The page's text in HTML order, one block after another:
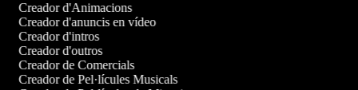
Creador d'Animacions
Creador d'anuncis en vídeo
Creador d'intros
Creador d'outros
Creador de Comercials
Creador de Pel·lícules Musicals